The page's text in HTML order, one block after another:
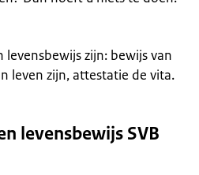
zijn: bewijs van
leven zijn, attestatie de vita.
levensbewijs SVB